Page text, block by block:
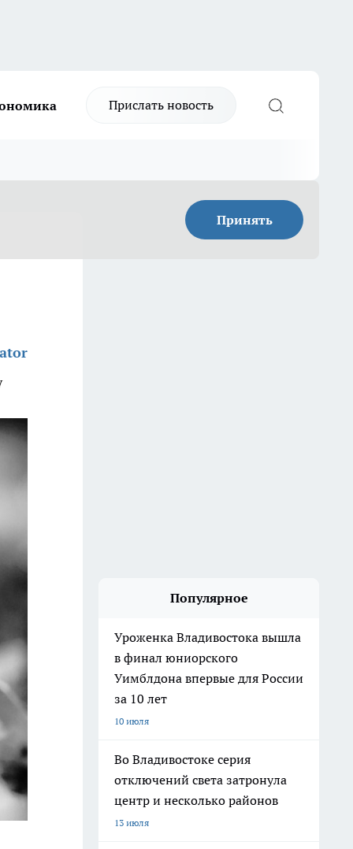
Прислать новость
Принять
Популярное
Уроженка Владивостока вышла
в финал юниорского
Уимблдона впервые для России
за 10 лет
10 июля
Во Владивостоке серия
отключений света затронула
центр и несколько районов
13 июля